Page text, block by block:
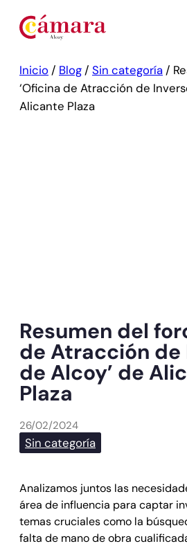
Inicio / Blog / Sin categoría /
‘Oficina de Atracción de
Alicante Plaza
Resumen del
de Atracción de
de Alcoy’ de
Plaza
26/02/2024
Sin categoría
Analizamos juntos las
área de influencia para captar
temas cruciales como la
falta de mano de obra